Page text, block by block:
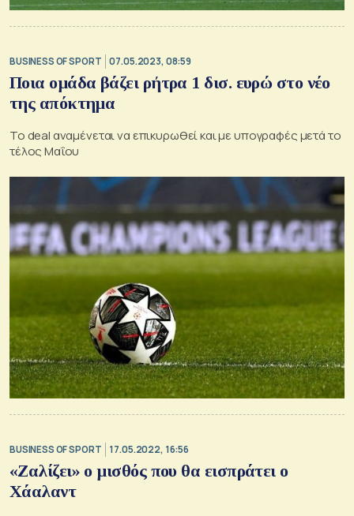
BUSINESS OF SPORT 07.05.2023, 08:59
Ποια ομάδα βάζει ρήτρα 1 δισ. ευρώ στο νέο
της απόκτημα
Το deal αναμένεται να επικυρωθεί και με υπογραφές μετά το
τέλος Μαΐου
BUSINESS OF SPORT 17.05.2022, 16:56
«Ζαλίζει» ο μισθός που θα εισπράτει ο
Χάαλαντ